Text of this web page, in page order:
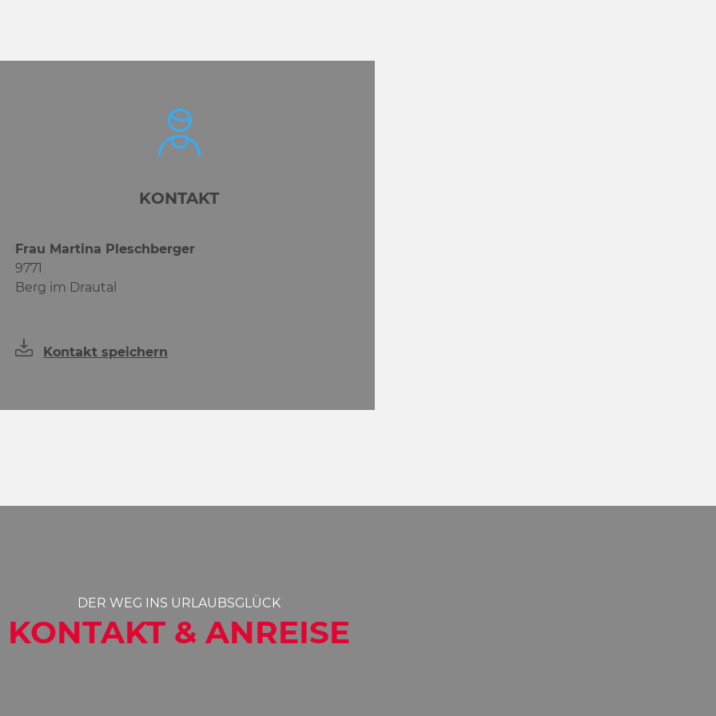
KONTAKT
Frau Martina Pleschberger
9771
Berg im Drautal
Kontakt speichern
DER WEG INS URLAUBSGLÜCK
KONTAKT & ANREISE